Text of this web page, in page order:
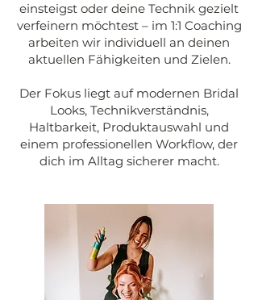
einsteigst oder deine Technik gezielt
verfeinern möchtest – im 1:1 Coaching
arbeiten wir individuell an deinen
aktuellen Fähigkeiten und Zielen.
Der Fokus liegt auf modernen Bridal
Looks, Technikverständnis,
Haltbarkeit, Produktauswahl und
einem professionellen Workflow, der
dich im Alltag sicherer macht.